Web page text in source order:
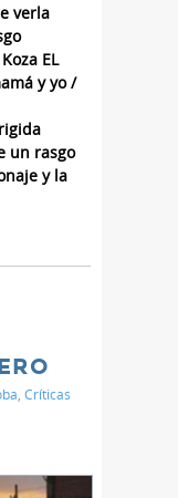
verla
EL
y yo /
un rasgo
y la
Críticas